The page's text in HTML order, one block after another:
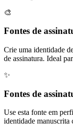
🎨
Fontes de
Crie uma identidade
de assinatura. Ideal
✨
Fontes de
Use esta fonte em
identidade manuscrita